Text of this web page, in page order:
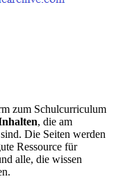
zum Schulcurriculum
, die am
Die Seiten werden
Ressource für
alle, die wissen